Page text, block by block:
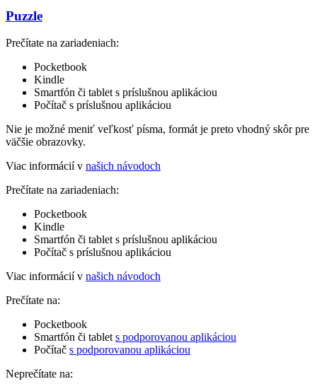
Puzzle
Prečítate na zariadeniach:
Pocketbook
Kindle
Smartfón či tablet s príslušnou aplikáciou
Počítač s príslušnou aplikáciou
Nie je možné meniť veľkosť písma, formát je preto vhodný skôr pre
väčšie obrazovky.
Viac informácií v našich návodoch
Prečítate na zariadeniach:
Pocketbook
Kindle
Smartfón či tablet s príslušnou aplikáciou
Počítač s príslušnou aplikáciou
Viac informácií v našich návodoch
Prečítate na:
Pocketbook
Smartfón či tablet s podporovanou aplikáciou
Počítač s podporovanou aplikáciou
Neprečítate na: